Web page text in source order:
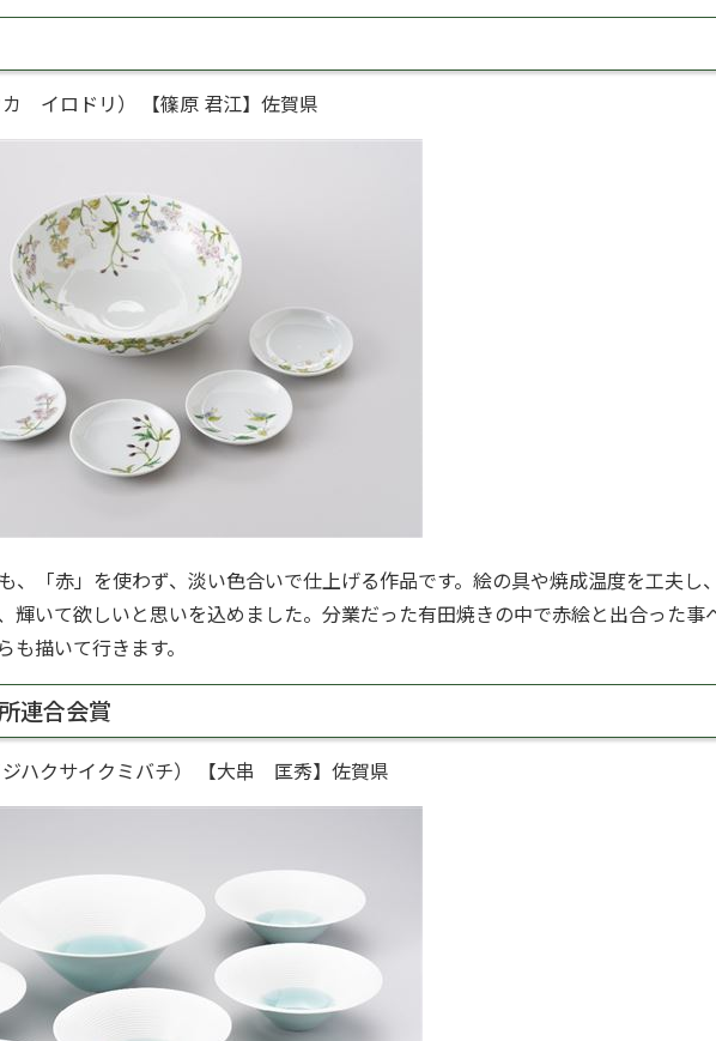
イロドリ） 【篠原 君江】佐賀県
、「赤」を使わず、淡い色合いで仕上げる作品です。絵の具や焼成温度を工夫し
輝いて欲しいと思いを込めました。分業だった有田焼きの中で赤絵と出合った事
も描いて行きます。
連合会賞
ハクサイクミバチ） 【大串 匡秀】佐賀県